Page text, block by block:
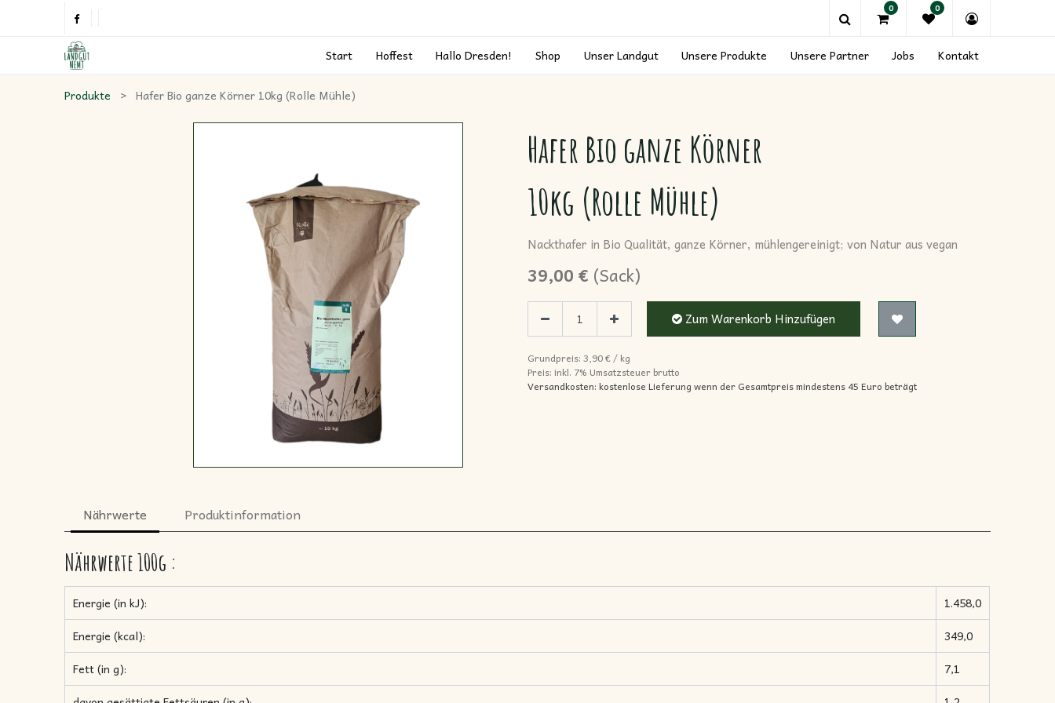
0 0
Start Hoffest Hallo Dresden! Shop Unser Landgut Unsere Produkte Unsere Partner Jobs Kontakt
Produkte Hafer Bio ganze Körner 10kg (Rolle Mühle)
Hafer Bio ganze Körner
10kg (Rolle Mühle)
Nackthafer in Bio Qualität, ganze Körner, mühlengereinigt; von Natur aus vegan
39,00 € (Sack)
Zum Warenkorb Hinzufügen
Grundpreis: 3,90€/ kg
Preis: inkl. 7% Umsatzsteuer brutto
Versandkosten: kostenlose Lieferung wenn der Gesamtpreis mindestens 45 Euro beträgt
Nährwerte Produktinformation
Nährwerte100g :
Energie (in kJ):
1.458,0
Energie (kcal):
349,0
Fett (in g):
7,1